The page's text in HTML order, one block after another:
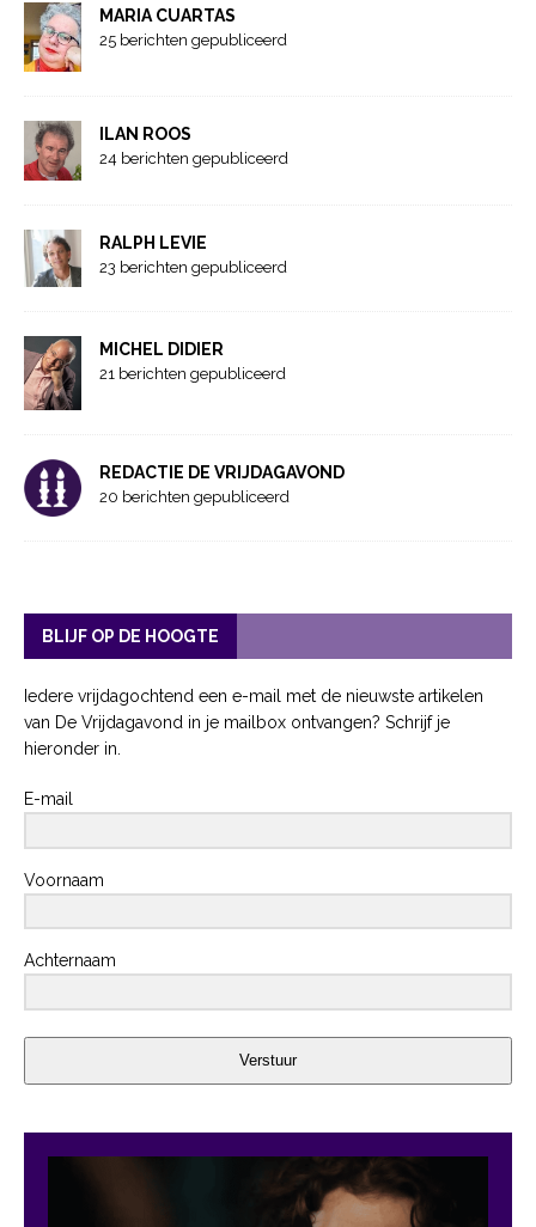
MARIA CUARTAS
25 berichten gepubliceerd
ILAN ROOS
24 berichten gepubliceerd
RALPH LEVIE
23 berichten gepubliceerd
MICHEL DIDIER
21 berichten gepubliceerd
REDACTIE DE VRIJDAGAVOND
20 berichten gepubliceerd
BLIJF OP DE HOOGTE
Iedere vrijdagochtend een e-mail met de nieuwste artikelen
van De Vrijdagavond in je mailbox ontvangen? Schrijf je
hieronder in.
E-mail
Voornaam
Achternaam
Verstuur